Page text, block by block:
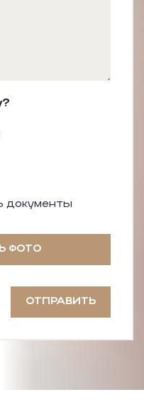
документы
ФОТО
ОТПРАВИТЬ